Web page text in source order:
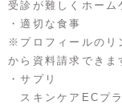
受診が難しくホーム
・適切な食事
※プロフィールのリ
から資料請求できま
・サプリ
スキンケアECプラ